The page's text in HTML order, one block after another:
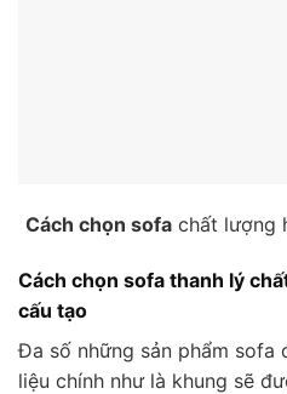
Cách chọn sofa chất lượng
Cách chọn sofa thanh lý
cấu tạo
Đa số những sản phẩm sofa
liệu chính như là khung sẽ